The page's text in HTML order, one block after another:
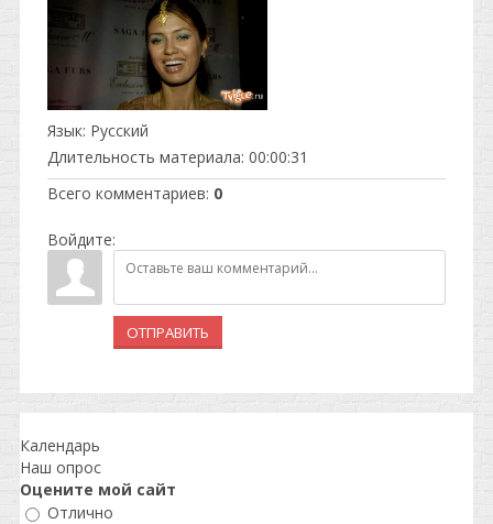
Язык: Русский
Длительность материала: 00:00:31
Всего комментариев: 0
Войдите:
ОТПРАВИТЬ
Календарь
Наш опрос
Оцените мой сайт
Отлично